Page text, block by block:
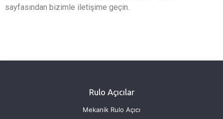
sayfasından bizimle iletişime geçin.
Rulo Açıcılar
Mekanik Rulo Açıcı